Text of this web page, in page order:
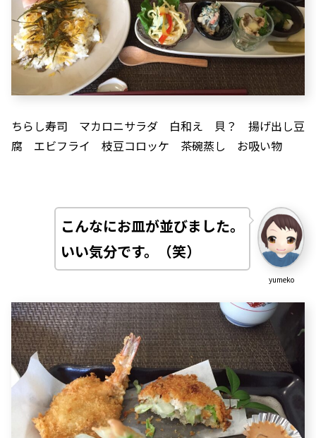
ちらし寿司 マカロニサラダ 白和え 貝？ 揚げ出し豆
腐 エビフライ 枝豆コロッケ 茶碗蒸し お吸い物
yumeko
こんなにお皿が並びました。
いい気分です。（笑）